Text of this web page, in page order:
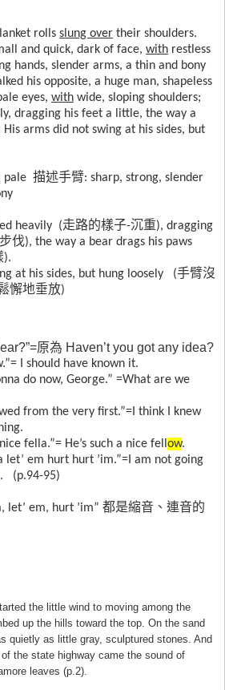
rolls slung over their shoulders.
and quick, dark of face, with restless
hands, slender arms, a thin and bony
his opposite, a huge man, shapeless
eyes, with wide, sloping shoulders;
dragging his feet a little, the way a
His arms did not swing at his sides, but
pale 描述手臂: sharp, strong, slender
heavily (走路的樣子-沉重), dragging
伐), the way a bear drags his paws
).
at his sides, but hung loosely (手臂沒
懈地垂放)
原為 Haven’t you got any idea?
I should have known it.
do now, George.” =What are we
from the very first.”=I think I knew
fella.”= He’s such a nice fell ow.
let’ em hurt hurt ’im.”=I am not going
(p.94-95)
let’ em, hurt ’im” 都是縮音、連音的
the little wind to moving among the
up the hills toward the top. On the sand
quietly as little gray, sculptured stones. And
the state highway came the sound of
leaves (p.2).